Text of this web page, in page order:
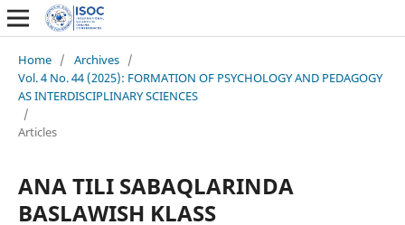
Home / Archives /
Vol. 4 No. 44 (2025): FORMATION OF PSYCHOLOGY AND PEDAGOGY
AS INTERDISCIPLINARY SCIENCES
/
Articles
ANA TILI SABAQLARINDA
BASLAWISH KLASS